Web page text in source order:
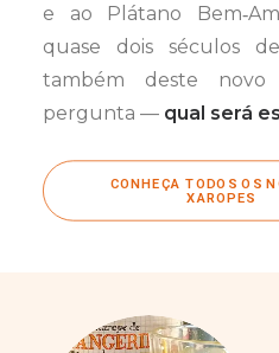
e ao Plátano
quase dois séculos
também deste
pergunta — qual será
CONHEÇA TODOS OS
XAROPES